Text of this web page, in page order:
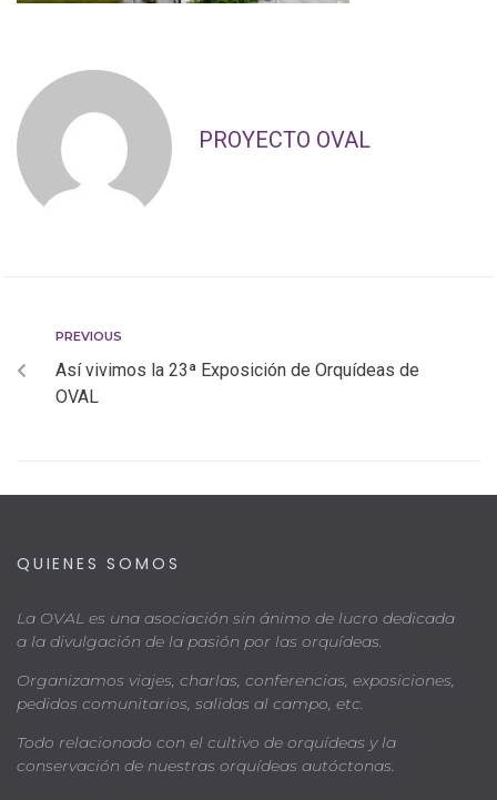
PROYECTO OVAL
PREVIOUS
Así vivimos la 23ª Exposición de Orquídeas de
OVAL
QUIENES SOMOS
La OVAL es una asociación sin ánimo de lucro dedicada
a la divulgación de la pasión por las orquídeas.
Organizamos viajes, charlas, conferencias, exposiciones,
pedidos comunitarios, salidas al campo, etc.
Todo relacionado con el cultivo de orquídeas y la
conservación de nuestras orquídeas autóctonas.